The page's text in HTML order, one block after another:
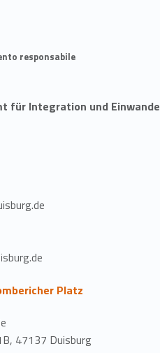
responsabile
für Integration und
Platz
47137 Duisburg